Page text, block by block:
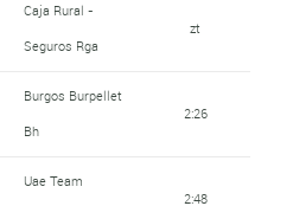
Caja Rural -
Seguros Rga
zt
Burgos Burpellet
Bh
2:26
Uae Team
2:48